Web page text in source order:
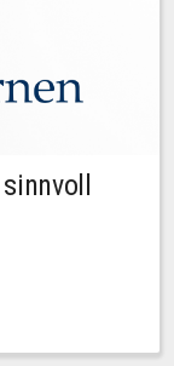
LehreLernen)